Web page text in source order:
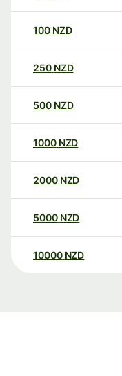
100 NZD
250 NZD
500 NZD
1000 NZD
2000 NZD
5000 NZD
10000 NZD